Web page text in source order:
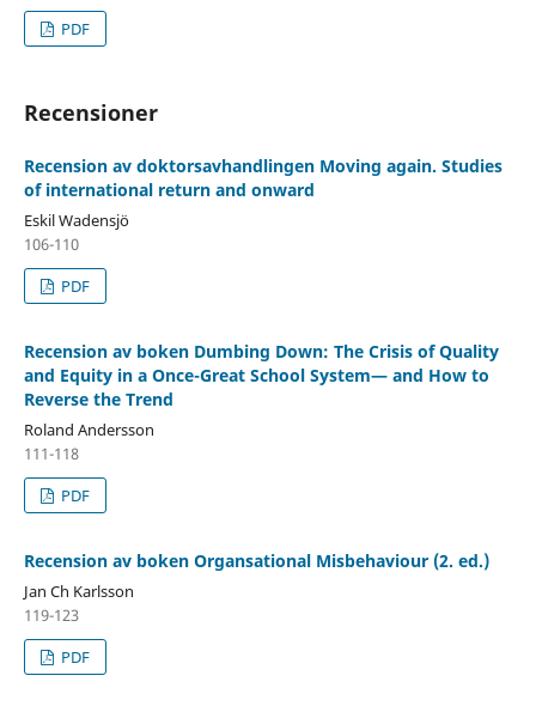
PDF
Recensioner
Recension av doktorsavhandlingen Moving again. Studies
of international return and onward
Eskil Wadensjö
106-110
PDF
Recension av boken Dumbing Down: The Crisis of Quality
and Equity in a Once-Great School System— and How to
Reverse the Trend
Roland Andersson
111-118
PDF
Recension av boken Organsational Misbehaviour (2. ed.)
Jan Ch Karlsson
119-123
PDF